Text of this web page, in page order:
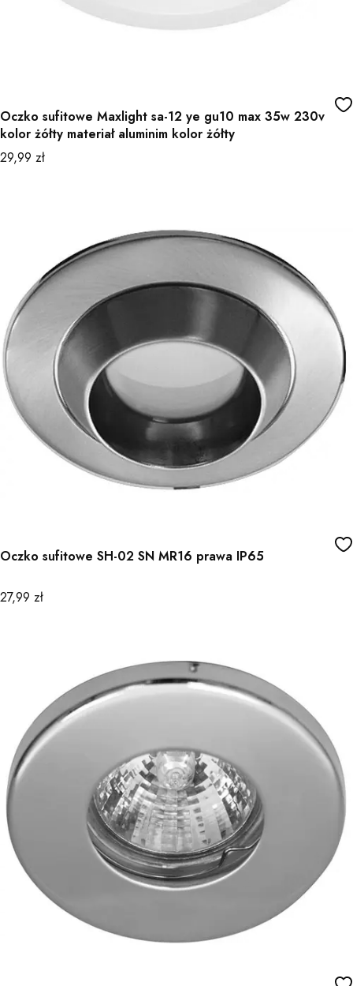
Oczko sufitowe Maxlight sa-12 ye gu10 max 35w 230v
kolor żółty materiał aluminim kolor żółty
Cena
29,99 zł
Oczko sufitowe SH-02 SN MR16 prawa IP65
Cena
27,99 zł